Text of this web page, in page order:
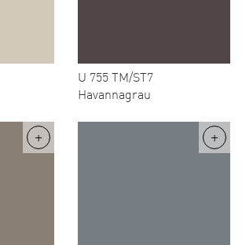
U 755 TM/ST7
Havannagrau